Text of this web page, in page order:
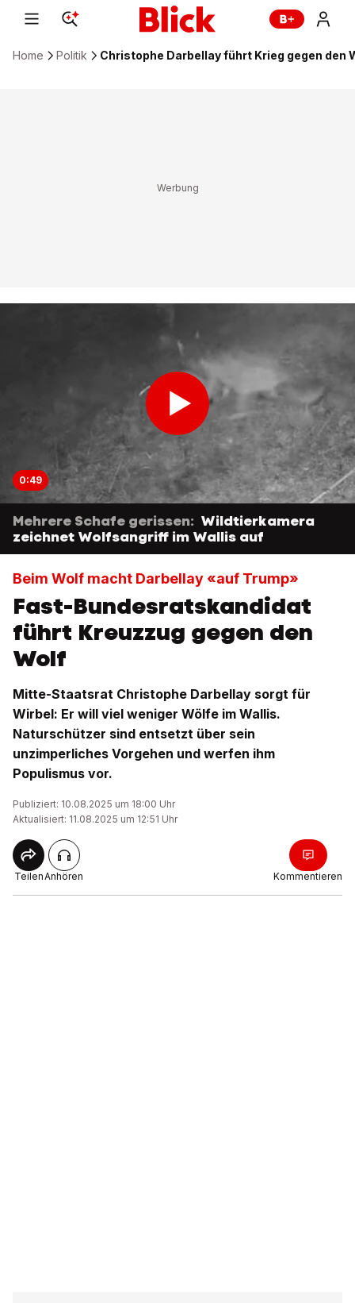
Home Politik Christophe Darbellay führt Krieg gegen den
0:49
Mehrere Schafe gerissen: Wildtierkamera
zeichnet Wolfsangriff im Wallis auf
Beim Wolf macht Darbellay «auf Trump»
Fast-Bundesratskandidat
führt Kreuzzug gegen den
Wolf
Mitte-Staatsrat Christophe Darbellay sorgt für
Wirbel: Er will viel weniger Wölfe im Wallis.
Naturschützer sind entsetzt über sein
unzimperliches Vorgehen und werfen ihm
Populismus vor.
Publiziert: 10.08.2025 um 18:00 Uhr
Aktualisiert: 11.08.2025 um 12:51 Uhr
TeilenAnhören Kommentieren